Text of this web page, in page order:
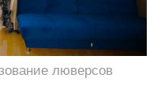
люверсов